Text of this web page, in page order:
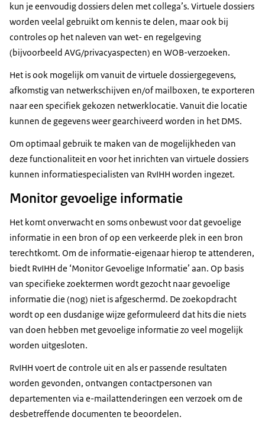
kun je eenvoudig dossiers delen met collega’s. Virtuele dossiers
worden veelal gebruikt om kennis te delen, maar ook bij
controles op het naleven van wet- en regelgeving
(bijvoorbeeld AVG/privacyaspecten) en WOB-verzoeken.
Het is ook mogelijk om vanuit de virtuele dossiergegevens,
afkomstig van netwerkschijven en/of mailboxen, te exporteren
naar een specifiek gekozen netwerklocatie. Vanuit die locatie
kunnen de gegevens weer gearchiveerd worden in het DMS.
Om optimaal gebruik te maken van de mogelijkheden van
deze functionaliteit en voor het inrichten van virtuele dossiers
kunnen informatiespecialisten van RvIHH worden ingezet.
Monitor gevoelige informatie
Het komt onverwacht en soms onbewust voor dat gevoelige
informatie in een bron of op een verkeerde plek in een bron
terechtkomt. Om de informatie-eigenaar hierop te attenderen,
biedt RvIHH de ‘Monitor Gevoelige Informatie’ aan. Op basis
van specifieke zoektermen wordt gezocht naar gevoelige
informatie die (nog) niet is afgeschermd. De zoekopdracht
wordt op een dusdanige wijze geformuleerd dat hits die niets
van doen hebben met gevoelige informatie zo veel mogelijk
worden uitgesloten.
RvIHH voert de controle uit en als er passende resultaten
worden gevonden, ontvangen contactpersonen van
departementen via e-mailattenderingen een verzoek om de
desbetreffende documenten te beoordelen.